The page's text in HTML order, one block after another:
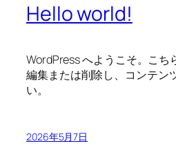
Hello world!
WordPress へようこそ。こち
編集または削除し、コンテン
い。
2026年5月7日